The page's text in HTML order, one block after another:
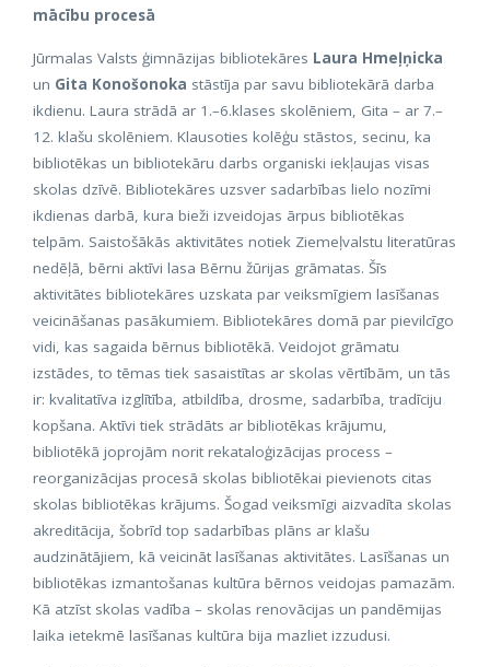
mācību procesā
Jūrmalas Valsts ģimnāzijas bibliotekāres Laura Hmeļņicka
un Gita Konošonoka stāstīja par savu bibliotekārā darba
ikdienu. Laura strādā ar 1.–6.klases skolēniem, Gita – ar 7.–
12. klašu skolēniem. Klausoties kolēģu stāstos, secinu, ka
bibliotēkas un bibliotekāru darbs organiski iekļaujas visas
skolas dzīvē. Bibliotekāres uzsver sadarbības lielo nozīmi
ikdienas darbā, kura bieži izveidojas ārpus bibliotēkas
telpām. Saistošākās aktivitātes notiek Ziemeļvalstu literatūras
nedēļā, bērni aktīvi lasa Bērnu žūrijas grāmatas. Šīs
aktivitātes bibliotekāres uzskata par veiksmīgiem lasīšanas
veicināšanas pasākumiem. Bibliotekāres domā par pievilcīgo
vidi, kas sagaida bērnus bibliotēkā. Veidojot grāmatu
izstādes, to tēmas tiek sasaistītas ar skolas vērtībām, un tās
ir: kvalitatīva izglītība, atbildība, drosme, sadarbība, tradīciju
kopšana. Aktīvi tiek strādāts ar bibliotēkas krājumu,
bibliotēkā joprojām norit rekataloģizācijas process –
reorganizācijas procesā skolas bibliotēkai pievienots citas
skolas bibliotēkas krājums. Šogad veiksmīgi aizvadīta skolas
akreditācija, šobrīd top sadarbības plāns ar klašu
audzinātājiem, kā veicināt lasīšanas aktivitātes. Lasīšanas un
bibliotēkas izmantošanas kultūra bērnos veidojas pamazām.
Kā atzīst skolas vadība – skolas renovācijas un pandēmijas
laika ietekmē lasīšanas kultūra bija mazliet izzudusi.